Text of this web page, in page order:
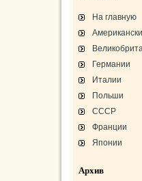
На главную
Германии
Италии
Польши
СССР
Франции
Японии
Архив